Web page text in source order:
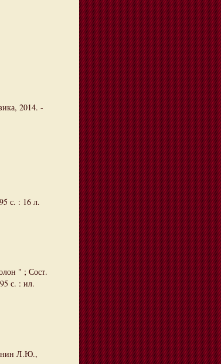
2014. -
с. : 16 л.
" ; Сост.
с. : ил.
Л.Ю.,